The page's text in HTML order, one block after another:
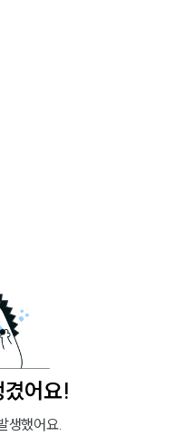
어요!
생했어요.